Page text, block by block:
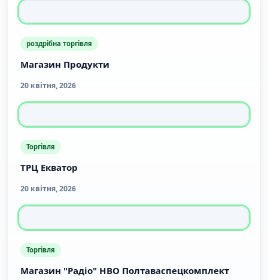
роздрібна торгівля
Магазин Продукти
20 квітня, 2026
Торгівля
ТРЦ Екватор
20 квітня, 2026
Торгівля
Магазин "Радіо" НВО Полтаваспецкомплект